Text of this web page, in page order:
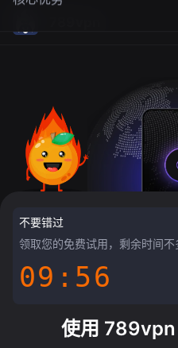
不要错过
领取您的免费试用，剩余时间不
09:55
使用 789vpn